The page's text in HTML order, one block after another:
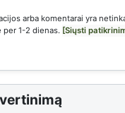
arba komentarai yra
per 1-2 dienas. [Siųsti